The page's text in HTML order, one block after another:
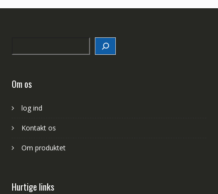
Om os
log ind
Kontakt os
Om produktet
Hurtige links